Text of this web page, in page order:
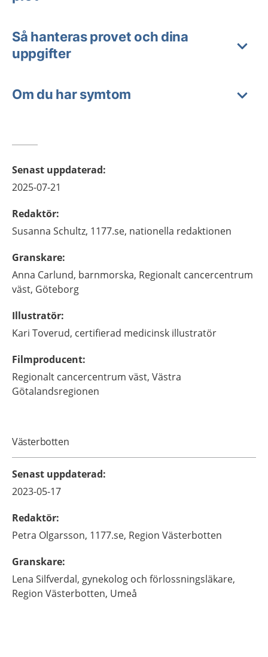
Så hanteras provet och dina
uppgifter
Om du har symtom
Senast uppdaterad:
2025-07-21
Redaktör:
Susanna Schultz, 1177.se, nationella redaktionen
Granskare:
Anna Carlund, barnmorska, Regionalt cancercentrum
väst, Göteborg
Illustratör:
Kari Toverud, certifierad medicinsk illustratör
Filmproducent:
Regionalt cancercentrum väst, Västra
Götalandsregionen
Västerbotten
Senast uppdaterad:
2023-05-17
Redaktör:
Petra Olgarsson, 1177.se, Region Västerbotten
Granskare:
Lena Silfverdal, gynekolog och förlossningsläkare,
Region Västerbotten, Umeå